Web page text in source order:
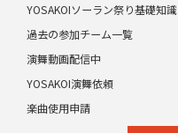
YOSAKOIソーラン祭り基礎知識
過去の参加チーム一覧
演舞動画配信中
YOSAKOI演舞依頼
楽曲使用申請